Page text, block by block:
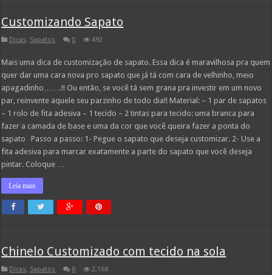
Customizando Sapato
Dicas, Sapatos 0 492
Mais uma dica de customização de sapato. Essa dica é maravilhosa pra quem
quer dar uma cara nova pro sapato que já tá com cara de velhinho, meio
apagadinho…….!! Ou então, se você tá sem grana pra investir em um novo
par, reinvente aquele seu parzinho de todo dia!! Material: – 1 par de sapatos
– 1 rolo de fita adesiva – 1 tecido – 2 tintas para tecido: uma branca para
fazer a camada de base e uma da cor que você queira fazer a ponta do
sapato Passo a passo: 1- Pegue o sapato que deseja customizar. 2- Use a
fita adesiva para marcar exatamente a parte do sapato que você deseja
pintar. Coloque …
Leia mais
Chinelo Customizado com tecido na sola
Dicas, Sapatos 0 2,168